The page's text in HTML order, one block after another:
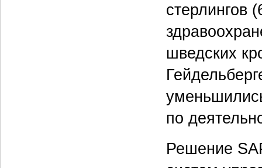
стерлингов
шведских
по
Решение